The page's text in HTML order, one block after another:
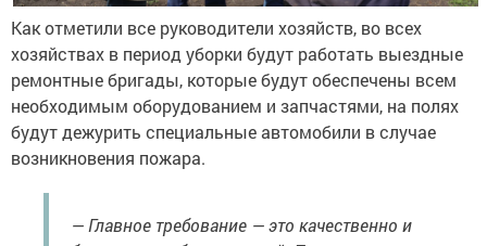
Как отметили все руководители хозяйств, во всех
хозяйствах в период уборки будут работать выездные
ремонтные бригады, которые будут обеспечены всем
необходимым оборудованием и запчастями, на полях
будут дежурить специальные автомобили в случае
возникновения пожара.
— Главное требование — это качественно и